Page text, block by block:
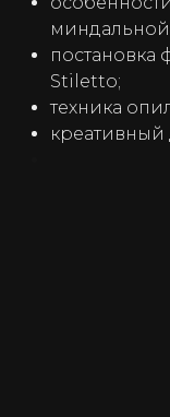
Stiletto;
техника